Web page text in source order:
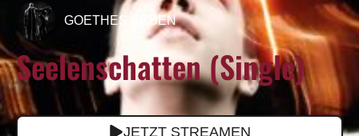
GOETHES ERBEN
Seelenschatten (Single)
JETZT STREAMEN